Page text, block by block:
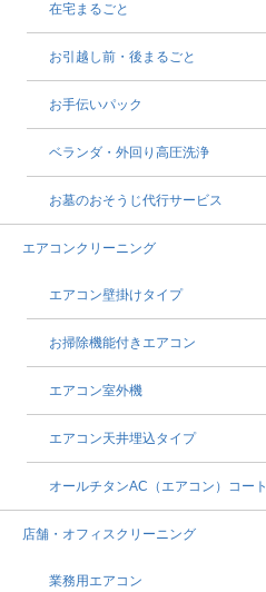
在宅まるごと
お引越し前・後まるごと
お手伝いパック
ベランダ・外回り高圧洗浄
お墓のおそうじ代行サービス
エアコンクリーニング
エアコン壁掛けタイプ
お掃除機能付きエアコン
エアコン室外機
エアコン天井埋込タイプ
オールチタンAC（エアコン）コート
店舗・オフィスクリーニング
業務用エアコン